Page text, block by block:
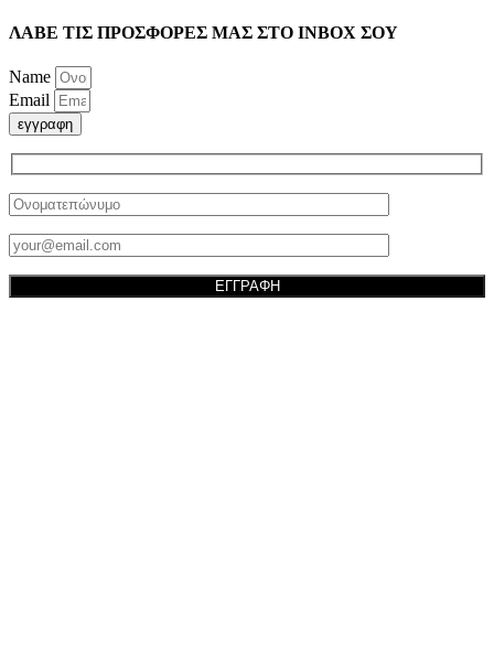
ΛΑΒΕ ΤΙΣ ΠΡΟΣΦΟΡΕΣ ΜΑΣ ΣΤΟ ΙΝΒΟΧ ΣΟΥ
Name
Email
εγγραφη